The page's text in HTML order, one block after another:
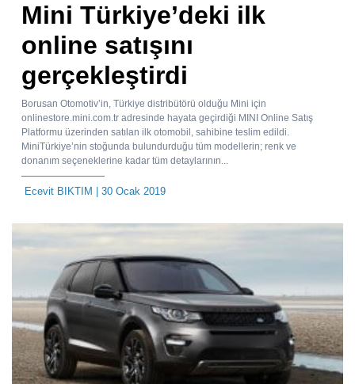
Mini Türkiye’deki ilk
online satışını
gerçekleştirdi
Borusan Otomotiv’in, Türkiye distribütörü olduğu Mini için
onlinestore.mini.com.tr adresinde hayata geçirdiği MINI Online Satış
Platformu üzerinden satılan ilk otomobil, sahibine teslim edildi.
MiniTürkiye’nin stoğunda bulundurduğu tüm modellerin; renk ve
donanım seçeneklerine kadar tüm detaylarının...
Ecevit BIKTIM | 30 Ocak 2019